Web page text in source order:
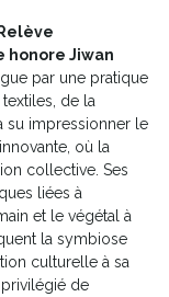
Jiwan
par une pratique
de la
su impressionner le
où la
collective. Ses
liées à
et le végétal à
la symbiose
culturelle à sa
de